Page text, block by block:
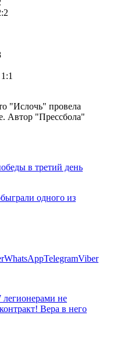
в третий день
одного из
WhatsAppTelegramViber
легионерами не
Вера в него